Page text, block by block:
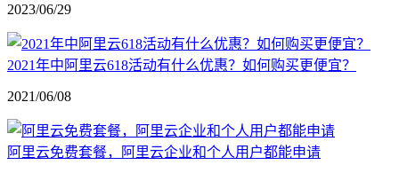
2023/06/29
2021年中阿里云618活动有什么优惠？如何购买更便宜？
2021/06/08
阿里云免费套餐，阿里云企业和个人用户都能申请